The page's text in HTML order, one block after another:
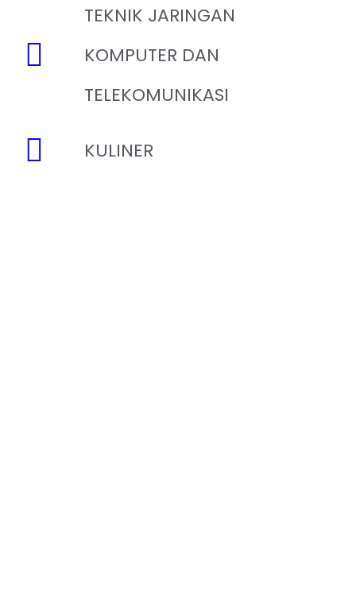
TEKNIK JARINGAN
KOMPUTER DAN
TELEKOMUNIKASI
KULINER